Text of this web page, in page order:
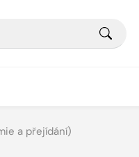
a přejídání)